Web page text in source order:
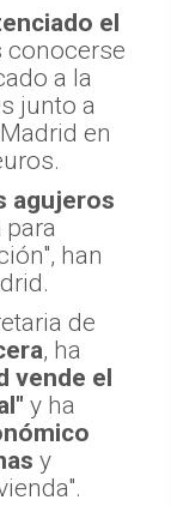
el
conocerse
a la
junto a
en
agujeros
para
han
de
, ha
vende el
y ha
y